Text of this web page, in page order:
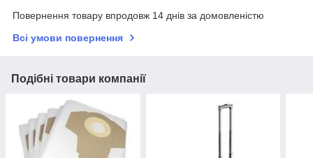
Повернення товару впродовж 14 днів за домовленістю
Всі умови повернення
Подібні товари компанії